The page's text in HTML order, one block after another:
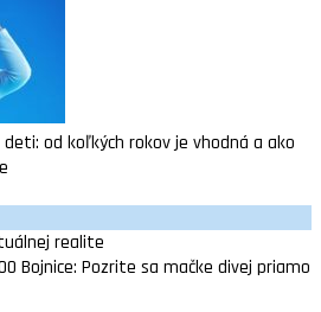
od koľkých rokov je vhodná a ako
Bojnice: Pozrite sa mačke divej priamo